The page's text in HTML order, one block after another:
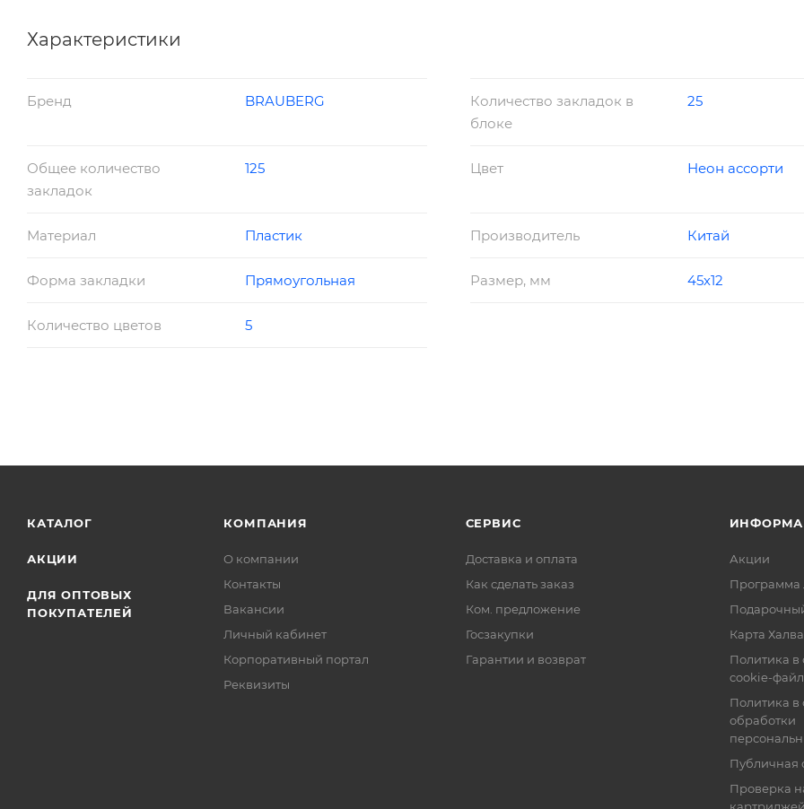
Характеристики
Бренд BRAUBERG
Количество закладок в
блоке
25
Общее количество
закладок
125 Цвет Неон ассорти
Материал Пластик Производитель Китай
Форма закладки Прямоугольная Размер, мм 45х12
Количество цветов 5
КАТАЛОГ
АКЦИИ
ДЛЯ ОПТОВЫХ
ПОКУПАТЕЛЕЙ
КОМПАНИЯ
О компании
Контакты
Вакансии
Личный кабинет
Корпоративный портал
Реквизиты
СЕРВИС
Доставка и оплата
Как сделать заказ
Ком. предложение
Госзакупки
Гарантии и возврат
Акции
Программа
Карта Халва
Политика
cookie-
Политика
обработки
Публичная
Проверка